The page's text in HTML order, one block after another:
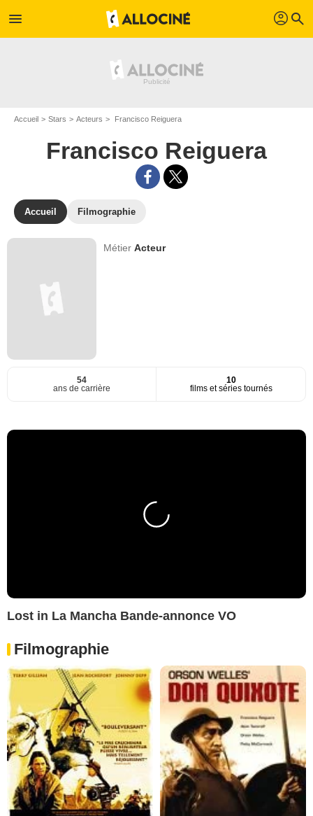
menu profil search
Accueil Stars Acteurs Francisco Reiguera
Francisco Reiguera
Accueil Filmographie
MétierActeur
54
ans de carrière
10
films et séries tournés
Lost in La Mancha Bande-annonce VO
Filmographie